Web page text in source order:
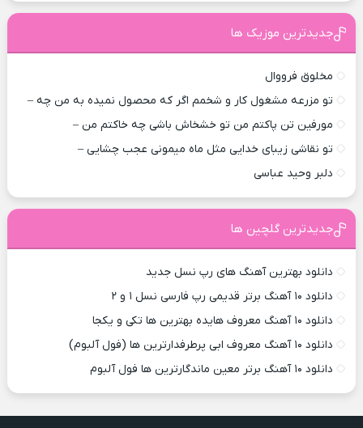
جدیدترین موزیک ها
مخلوق فرووال
تو مزرعه مشغول کار و شخمم اگر که محصول نمیده به من چه –
مورفین تن پاکتم من تو خشخاش باشی چه خاکتم من –
تو نقاشی زیبای خدایی مثل ماه میمونی عجب چشایی –
دلبر وحید عباسی
جدیدترین گلچین ها
دانلود بهترین آهنگ های رپ نسل جدید
دانلود ۱۰ آهنگ برتر قدیمی رپ فارسی نسل ۱ و ۲
دانلود ۱۰ آهنگ معروف هایده بهترین ها تکی و یکجا
دانلود ۱۰ آهنگ معروف ابی پرطرفدارترین ها (فول آلبوم)
دانلود ۱۰ آهنگ برتر معین ماندگارترین ها فول آلبوم